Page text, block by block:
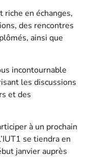
riche en échanges,
des rencontres
ainsi que
incontournable
les discussions
et des
à un prochain
se tiendra en
janvier auprès